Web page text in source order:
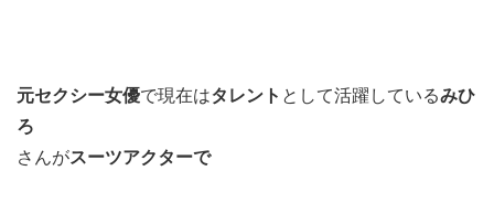
元セクシー女優で現在はタレント として活躍しているみひ
ろ
さんがスーツアクターで